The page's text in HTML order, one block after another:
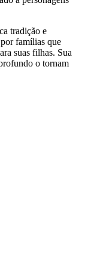
tradição e
famílias que
suas filhas. Sua
o tornam